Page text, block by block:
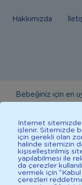
Hakkımızda
Bebeğiniz için en
danışınız. Bu
yerine geçmez. En
Sağlıklı yaşam için
çocuklarda
İnternet
işlenir. Sitemizde
için gerekli olan
halinde sitemizin
kişiselleştirilmiş
yapılabilmesi ile
da çerezler
vermek için “Kabul
çerezleri